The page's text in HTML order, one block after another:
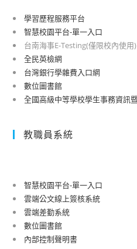
學習歷程服務平台
智慧校園平台-單一入口
台南海事E-Testing(僅限校內使用)
全民英檢網
台灣銀行學雜費入口網
數位圖書館
全國高級中等學校學生事務資訊
教職員系統
智慧校園平台-單一入口
雲端公文線上簽核系統
雲端差勤系統
數位圖書館
內部控制聲明書